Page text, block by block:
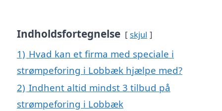
Indholdsfortegnelse skjul
1) Hvad kan et firma med speciale i
strømpeforing i Lobbæk hjælpe med?
2) Indhent altid mindst 3 tilbud på
strømpeforing i Lobbæk